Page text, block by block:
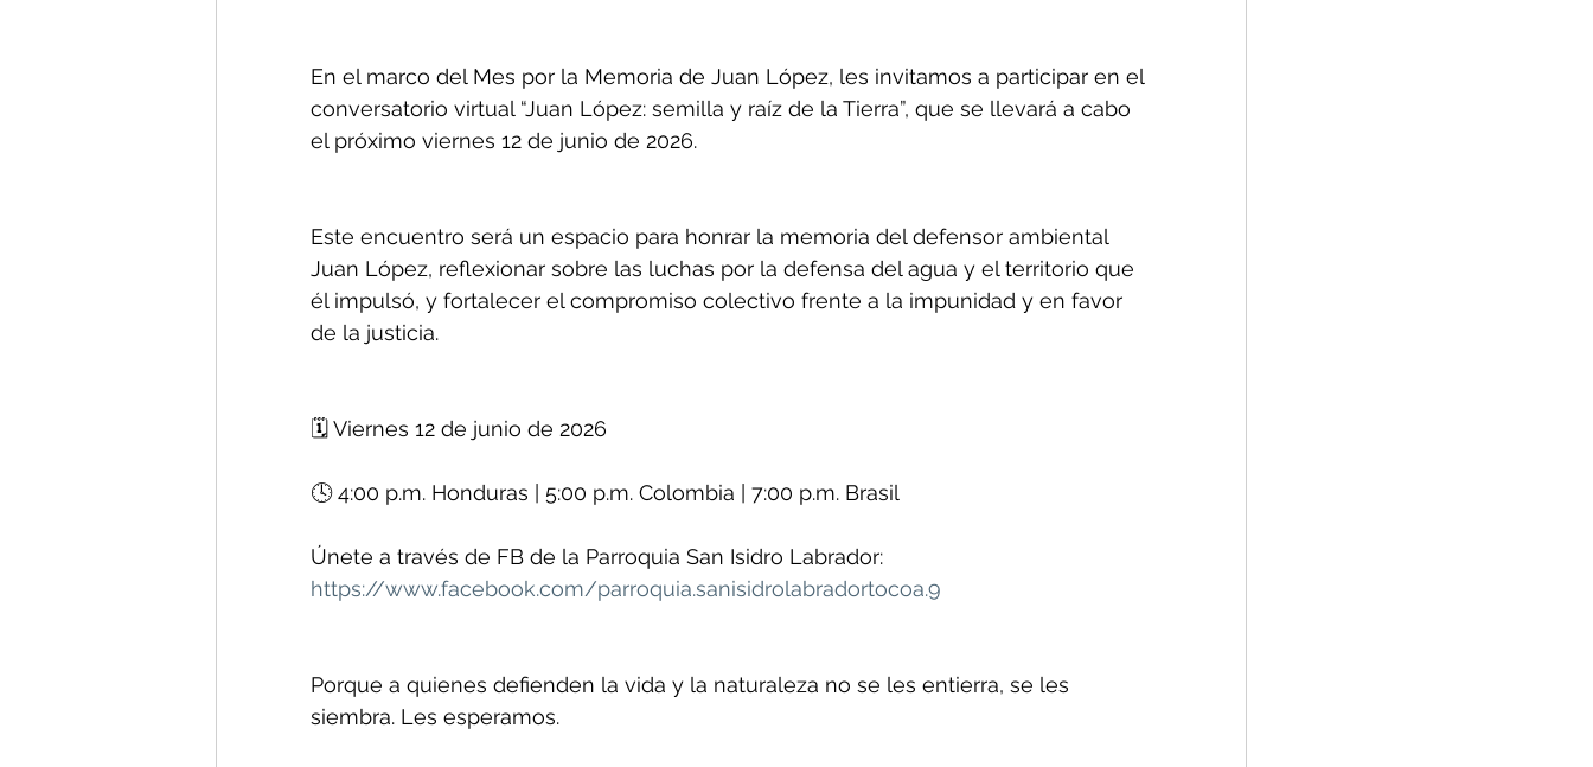
En el marco del Mes por la Memoria de Juan López, les invitamos a participar en el
conversatorio virtual “Juan López: semilla y raíz de la Tierra”, que se llevará a cabo
el próximo viernes 12 de junio de 2026.
Este encuentro será un espacio para honrar la memoria del defensor ambiental
Juan López, reflexionar sobre las luchas por la defensa del agua y el territorio que
él impulsó, y fortalecer el compromiso colectivo frente a la impunidad y en favor
de la justicia.
🗓️ Viernes 12 de junio de 2026
🕓 4:00 p.m. Honduras | 5:00 p.m. Colombia | 7:00 p.m. Brasil
Únete a través de FB de la Parroquia San Isidro Labrador:
https://www.facebook.com/parroquia.sanisidrolabradortocoa.9
Porque a quienes defienden la vida y la naturaleza no se les entierra, se les
siembra. Les esperamos.